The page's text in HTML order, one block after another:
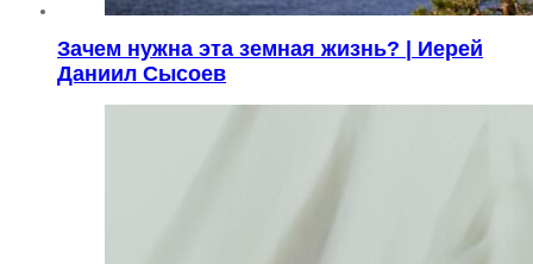
Зачем нужна эта земная жизнь? | Иерей
Даниил Сысоев